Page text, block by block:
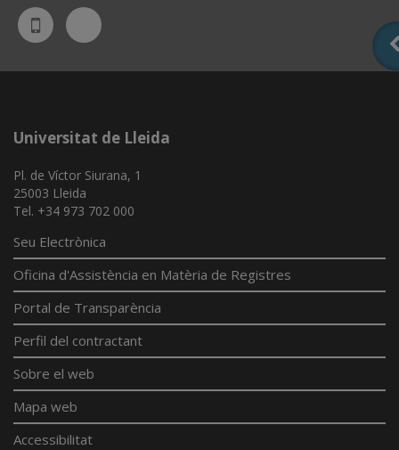
UdL
App
Bluesky
Universitat de Lleida
Pl. de Víctor Siurana, 1
25003 Lleida
Tel. +34 973 702 000
Seu Electrònica
Oficina d'Assistència en Matèria de Registres
Portal de Transparència
Perfil del contractant
Sobre el web
Mapa web
Accessibilitat